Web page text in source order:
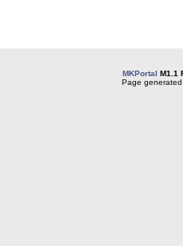
MKPortal M1.1
Page